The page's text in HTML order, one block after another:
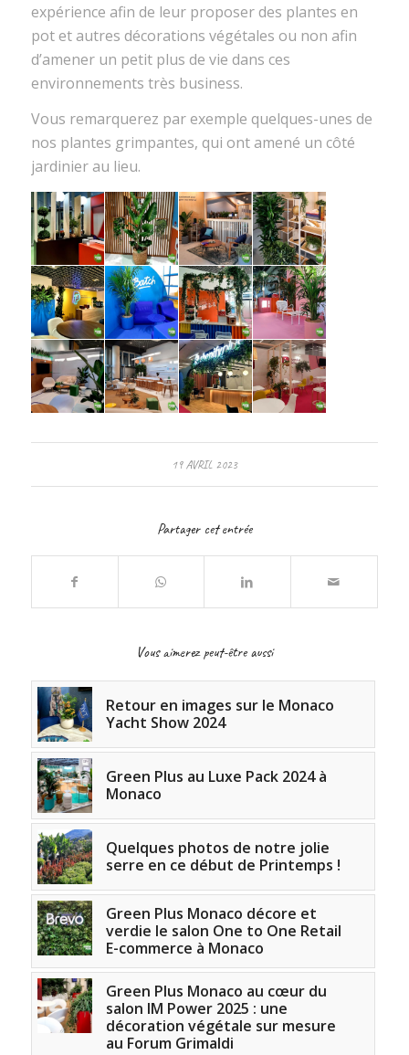
expérience afin de leur proposer des plantes en
pot et autres décorations végétales ou non afin
d’amener un petit plus de vie dans ces
environnements très business.
Vous remarquerez par exemple quelques-unes de
nos plantes grimpantes, qui ont amené un côté
jardinier au lieu.
19 AVRIL 2023
Partager cet entrée
Vous aimerez peut-être aussi
Retour en images sur le Monaco
Yacht Show 2024
Green Plus au Luxe Pack 2024 à
Monaco
Quelques photos de notre jolie
serre en ce début de Printemps !
Green Plus Monaco décore et
verdie le salon One to One Retail
E-commerce à Monaco
Green Plus Monaco au cœur du
salon IM Power 2025 : une
décoration végétale sur mesure
au Forum Grimaldi